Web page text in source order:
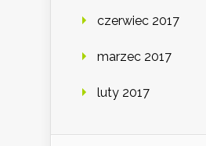
czerwiec 2017
marzec 2017
luty 2017